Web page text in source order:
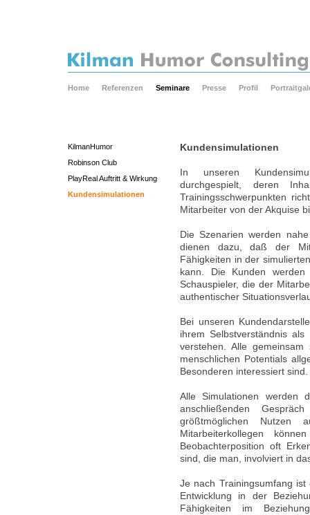
Home Referenzen Seminare Presse Profil
KilmanHumor
Robinson Club
PlayReal Auftritt & Wirkung
Kundensimulationen
Kundensimulationen
In unseren
durchgespielt, deren
Trainingsschwerpunkten
Mitarbeiter von der Akquise
Die Szenarien werden
dienen dazu, daß der
Fähigkeiten in der
kann. Die Kunden
Schauspieler, die der
authentischer
Bei unseren
ihrem Selbstverständnis
verstehen. Alle
menschlichen Potentials
Besonderen interessiert sind.
Alle Simulationen werden
anschließenden
größtmöglichen Nutzen
Mitarbeiterkollegen
Beobachterposition oft
sind, die man, involviert in
Je nach Trainingsumfang
Entwicklung in der
Fähigkeiten im